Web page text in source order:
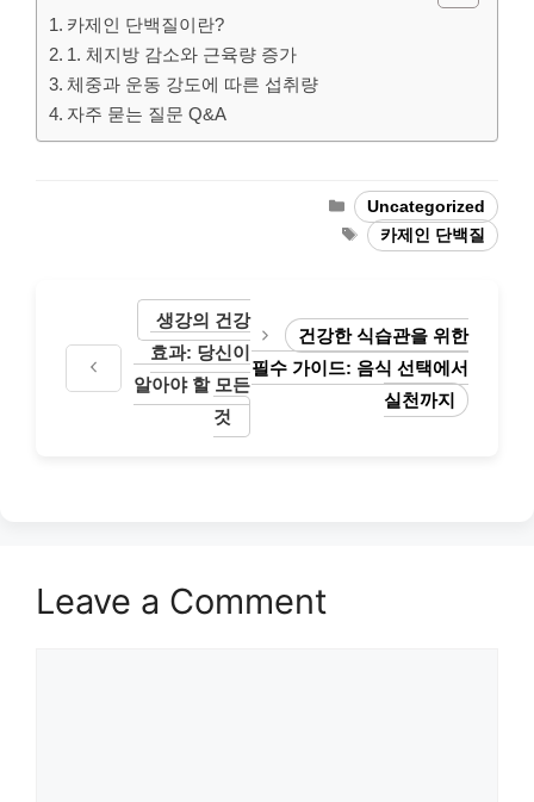
카제인 단백질이란?
1. 체지방 감소와 근육량 증가
체중과 운동 강도에 따른 섭취량
자주 묻는 질문 Q&A
Categories
Uncategorized
Tags카제인 단백질
생강의 건강
효과: 당신이
알아야 할 모든
것
건강한 식습관을 위한
필수 가이드: 음식 선택에서
실천까지
Leave a Comment